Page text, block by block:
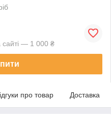
сайті — 1 000 ₴
про товар Доставка